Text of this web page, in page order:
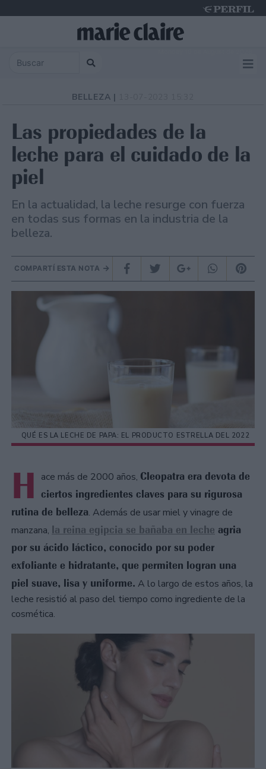
BELLEZA |
Las propiedades de la
leche para el cuidado de la
piel
En la actualidad, la leche resurge con fuerza
en todas sus formas en la industria de la
belleza.
COMPARTÍ ESTA NOTA
QUÉ ES LA LECHE DE PAPA: EL PRODUCTO ESTRELLA DEL 2022
H ace más de 2000 años, Cleopatra era devota de
ciertos ingredientes claves para su rigurosa
rutina de belleza. Además de usar miel y vinagre de
manzana, la reina egipcia se bañaba en leche agria
por su ácido láctico, conocido por su poder
exfoliante e hidratante, que permiten logran una
piel suave, lisa y uniforme. A lo largo de estos años, la
leche resistió al paso del tiempo como ingrediente de la
cosmética.